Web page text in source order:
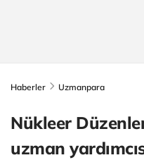
Haberler Uzmanpara
Nükleer
uzman